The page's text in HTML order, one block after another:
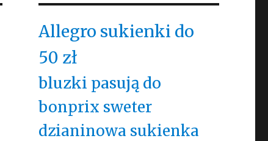
Allegro sukienki do
50 zł
bluzki pasują do
bonprix sweter
dzianinowa sukienka